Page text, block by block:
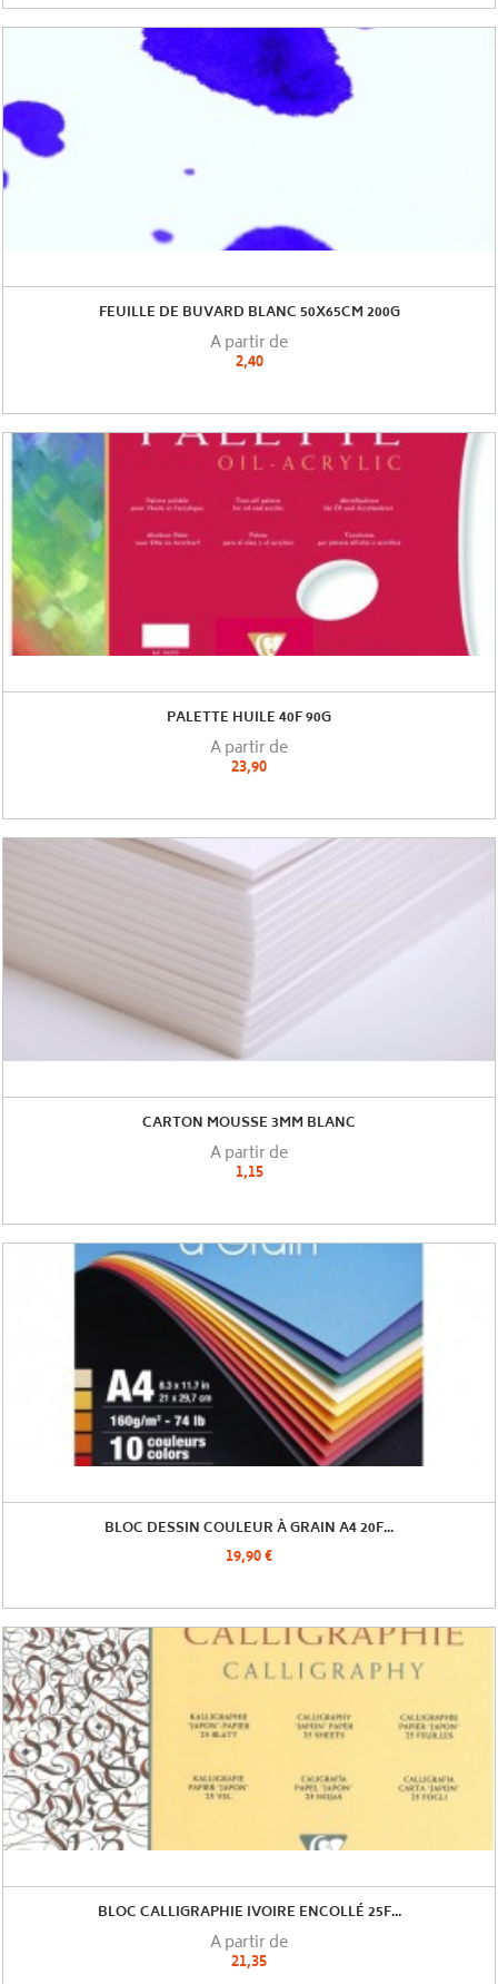
FEUILLE DE BUVARD BLANC 50X65CM 200G
A partir de
2,40
PALETTE HUILE 40F 90G
A partir de
23,90
CARTON MOUSSE 3MM BLANC
A partir de
1,15
BLOC DESSIN COULEUR À GRAIN A4 20F...
19,90 €
BLOC CALLIGRAPHIE IVOIRE ENCOLLÉ 25F...
A partir de
21,35